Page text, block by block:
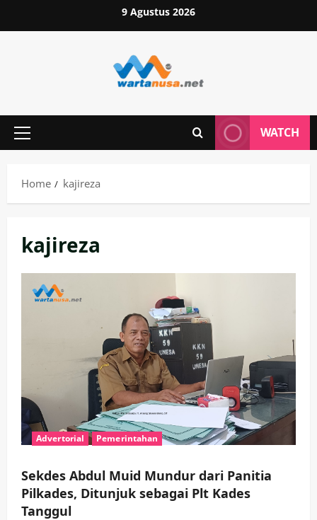
to
9 Agustus 2026
Primary
WATCH
Home kajireza
kajireza
Advertorial Pemerintahan
Sekdes Abdul Muid Mundur dari Panitia
Pilkades, Ditunjuk sebagai Plt Kades
Tanggul